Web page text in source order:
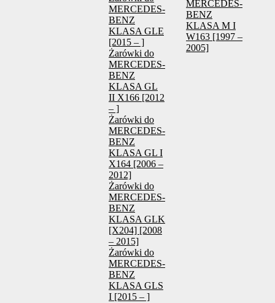
MERCEDES-
BENZ
KLASA GLE
[2015 – ]
Żarówki do
MERCEDES-
BENZ
KLASA GL
II X166 [2012
– ]
Żarówki do
MERCEDES-
BENZ
KLASA GL I
X164 [2006 –
2012]
Żarówki do
MERCEDES-
BENZ
KLASA GLK
[X204] [2008
– 2015]
Żarówki do
MERCEDES-
BENZ
KLASA GLS
I [2015 – ]
MERCEDES-
BENZ
KLASA M I
W163 [1997 –
2005]